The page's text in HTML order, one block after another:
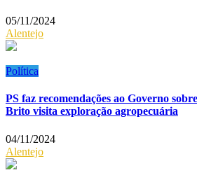
05/11/2024
Alentejo
Política
PS faz recomendações ao Governo
Brito visita exploração agropecuária
04/11/2024
Alentejo